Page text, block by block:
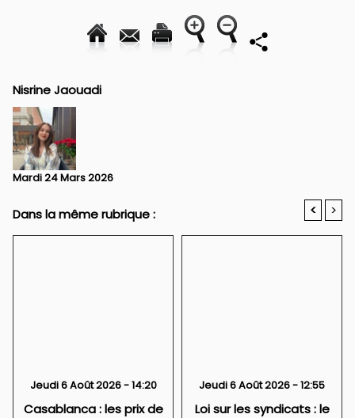
Nisrine Jaouadi
Mardi 24 Mars 2026
Dans la même rubrique : < >
Jeudi 6 Août 2026 - 14:20
Casablanca : les prix de
Jeudi 6 Août 2026 - 12:55
Loi sur les syndicats : le